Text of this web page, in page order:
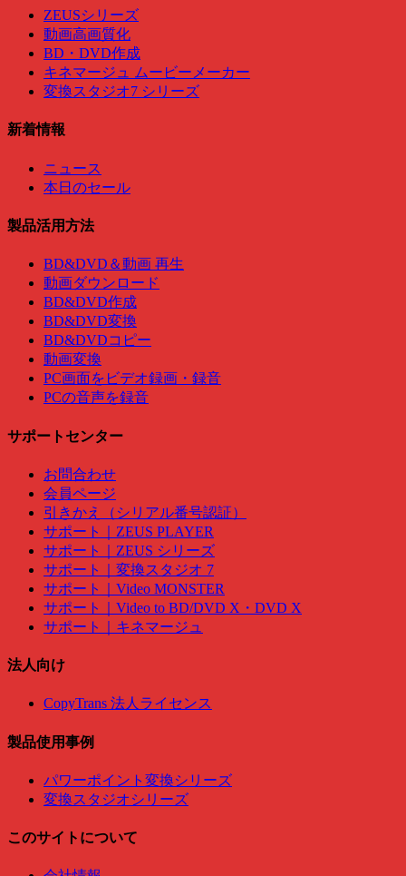
ZEUSシリーズ
動画高画質化
BD・DVD作成
キネマージュ ムービーメーカー
変換スタジオ7 シリーズ
新着情報
ニュース
本日のセール
製品活用方法
BD&DVD＆動画 再生
動画ダウンロード
BD&DVD作成
BD&DVD変換
BD&DVDコピー
動画変換
PC画面をビデオ録画・録音
PCの音声を録音
サポートセンター
お問合わせ
会員ページ
引きかえ（シリアル番号認証）
サポート｜ZEUS PLAYER
サポート｜ZEUS シリーズ
サポート｜変換スタジオ 7
サポート｜Video MONSTER
サポート｜Video to BD/DVD X・DVD X
サポート｜キネマージュ
法人向け
CopyTrans 法人ライセンス
製品使用事例
パワーポイント変換シリーズ
変換スタジオシリーズ
このサイトについて